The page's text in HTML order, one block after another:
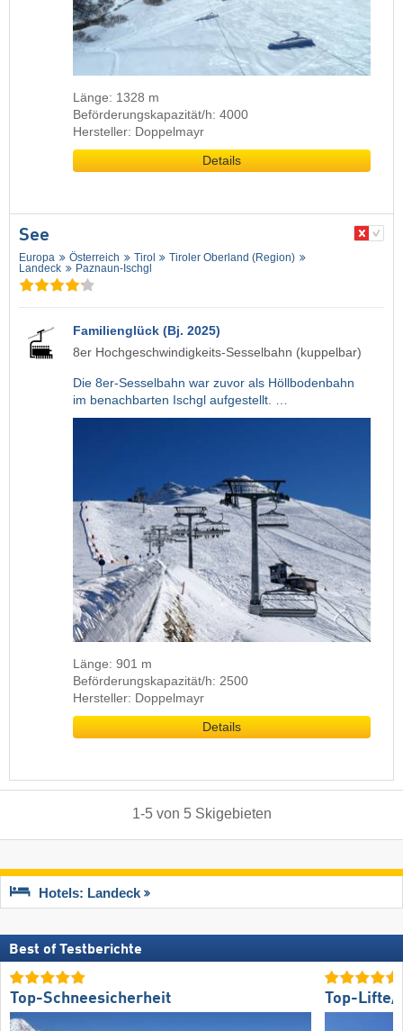
Länge: 1328 m
Beförderungskapazität/h: 4000
Hersteller: Doppelmayr
Details
See
Europa Österreich Tirol
Tiroler Oberland (Region)
Landeck
Paznaun-Ischgl
Familienglück (Bj. 2025)
8er Hochgeschwindigkeits-Sesselbahn (kuppelbar)
Die 8er-Sesselbahn war zuvor als Höllbodenbahn
im benachbarten Ischgl aufgestellt. …
Länge: 901 m
Beförderungskapazität/h: 2500
Hersteller: Doppelmayr
Details
1-5von 5 Skigebieten
Hotels: Landeck
Best of Testberichte
Top-Schneesicherheit Top-Lifte/